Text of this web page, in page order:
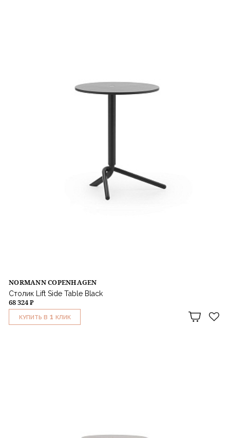
NORMANN COPENHAGEN
Столик Lift Side Table Black
68 324 ₽
КУПИТЬ В 1 КЛИК